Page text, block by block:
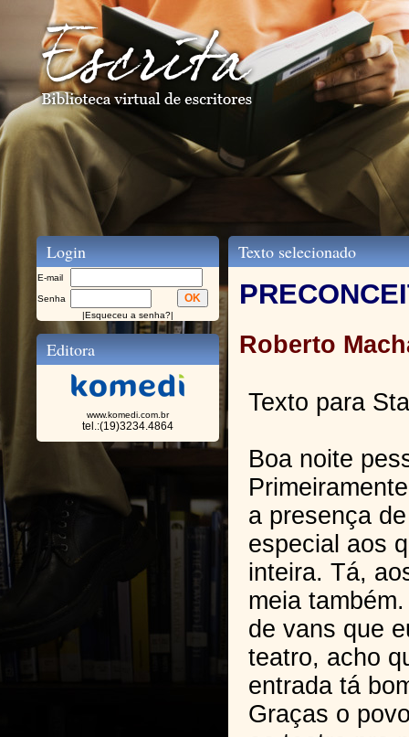
Login
E-mail
Senha
|Esqueceu a senha?|
Editora
www.komedi.com.br
tel.:(19)3234.4864
Texto selecionado
Roberto
Texto para
Boa noite
a presença
especial aos
inteira. Tá,
meia
de vans que
teatro, acho
entrada tá
Graças o